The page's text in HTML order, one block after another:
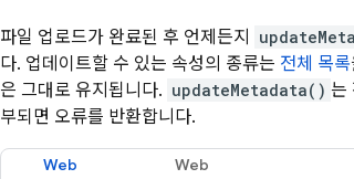
파일 업로드가 완료된 후 언제든지
다. 업데이트할 수 있는 속성의 종류는 전체 목록
은 그대로 유지됩니다. updateMetadata() 는
부되면 오류를 반환합니다.
Web Web